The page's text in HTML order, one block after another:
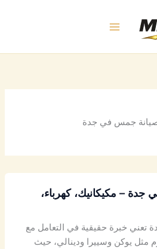
جمس في جدة
– مكيكانيك، كهرباء،
خبرة حقيقية في التعامل مع
مثل يوكن وسييرا ودينالي، حيث